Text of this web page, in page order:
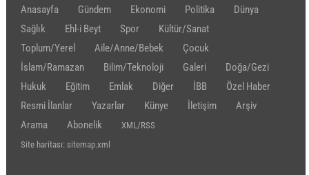
Anasayfa Gündem Ekonomi Politika
Dünya
Sağlık
Ehl-i Beyt Spor
Kültür/Sanat
Toplum/Yerel
Aile/Anne/Bebek
Çocuk
İslam/Ramazan
Bilim/Teknoloji Galeri
Doğa/Gezi
Hukuk
Eğitim Emlak Diğer İBB
Özel Haber
Resmi İlanlar
Yazarlar Künye İletişim
Arşiv
Arama
Abonelik
XML/RSS
Site haritası: sitemap.xml